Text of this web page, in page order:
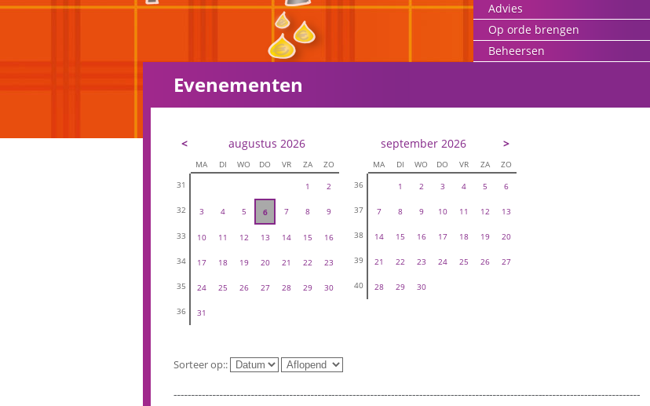
Advies
Op orde brengen
Beheersen
Evenementen
< augustus 2026
MA DI WO DO VR ZA
ZO
31
1 2
32 3 4 5 6 7 8 9
33 10 11 12 13 14 15 16
34 17 18 19 20 21 22 23
35 24 25 26 27 28 29 30
36 31
september 2026 >
MA DI WO DO VR ZA
ZO
36
1 2 3 4 5 6
37 7 8 9 10 11 12 13
38 14 15 16 17 18 19 20
39 21 22 23 24 25 26 27
40 28 29 30
Sorteer op::